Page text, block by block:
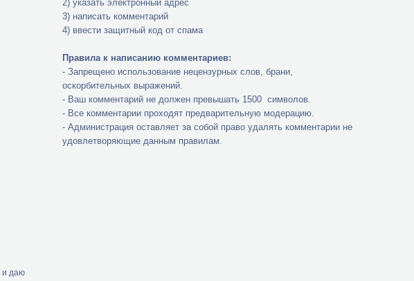
и даю
2) указать электронный адрес
3) написать комментарий
4) ввести защитный код от спама
Правила к написанию комментариев:
- Запрещено использование нецензурных слов, брани,
оскорбительных выражений.
- Ваш комментарий не должен превышать 1500 символов.
- Все комментарии проходят предварительную модерацию.
- Администрация оставляет за собой право удалять комментарии не
удовлетворяющие данным правилам.